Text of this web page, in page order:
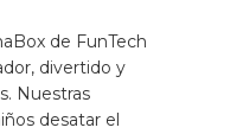
de FunTech
divertido y
Nuestras
desatar el